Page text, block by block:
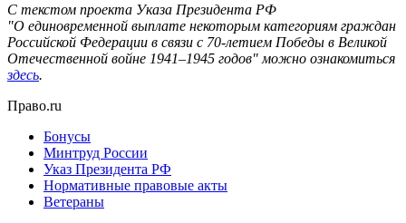
С текстом проекта Указа Президента РФ
"О единовременной выплате некоторым категориям граждан
Российской Федерации в связи с 70-летием Победы в Великой
Отечественной войне 1941–1945 годов" можно ознакомиться
здесь.
Право.ru
Бонусы
Минтруд России
Указ Президента РФ
Нормативные правовые акты
Ветераны